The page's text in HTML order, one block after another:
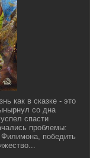
как в сказке - это
со дна
спасти
проблемы:
победить